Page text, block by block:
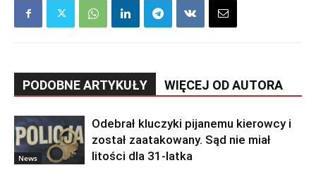
PODOBNE ARTYKUŁY WIĘCEJ OD AUTORA
News
Odebrał kluczyki pijanemu kierowcy i
został zaatakowany. Sąd nie miał
litości dla 31-latka